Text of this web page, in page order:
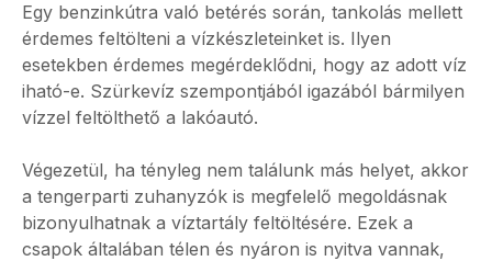
Egy benzinkútra való betérés során, tankolás mellett
érdemes feltölteni a vízkészleteinket is. Ilyen
esetekben érdemes megérdeklődni, hogy az adott víz
iható-e. Szürkevíz szempontjából igazából bármilyen
vízzel feltölthető a lakóautó.
Végezetül, ha tényleg nem találunk más helyet, akkor
a tengerparti zuhanyzók is megfelelő megoldásnak
bizonyulhatnak a víztartály feltöltésére. Ezek a
csapok általában télen és nyáron is nyitva vannak,